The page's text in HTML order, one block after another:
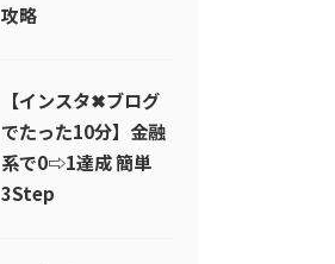
攻略
【インスタ✖︎ブログ
でたった10分】金融
系で0⇨1達成 簡単
3Step